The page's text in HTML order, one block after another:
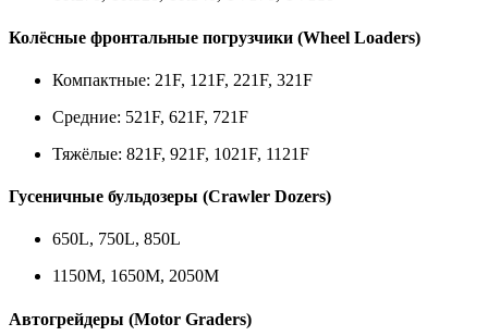
Колёсные фронтальные погрузчики (Wheel Loaders)
Компактные: 21F, 121F, 221F, 321F
Средние: 521F, 621F, 721F
Тяжёлые: 821F, 921F, 1021F, 1121F
Гусеничные бульдозеры (Crawler Dozers)
650L, 750L, 850L
1150M, 1650M, 2050M
Автогрейдеры (Motor Graders)